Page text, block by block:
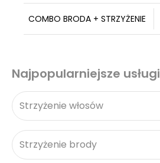
COMBO BRODA + STRZYŻENIE
Najpopularniejsze usługi
Strzyżenie włosów
Strzyżenie brody